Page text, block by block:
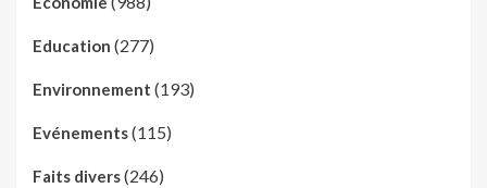
Education (277)
Environnement (193)
Evénements(115)
Faits divers(246)